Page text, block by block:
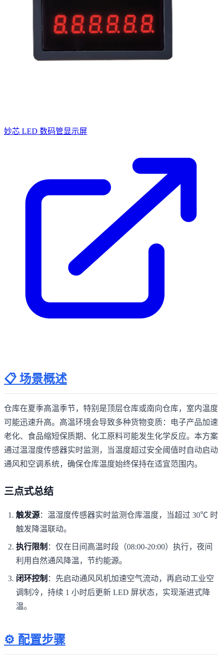
妙芯 LED 数码管显示屏
📋 场景概述
仓库在夏季高温季节，特别是顶层仓库或南向仓库，室内温度
可能迅速升高。高温环境会导致多种货物变质：电子产品加速
老化、食品缩短保质期、化工原料可能发生化学反应。本方案
通过温湿度传感器实时监测，当温度超过安全阈值时自动启动
通风和空调系统，确保仓库温度始终保持在适宜范围内。
三点式总结
触发源：温湿度传感器实时监测仓库温度，当超过 30℃ 时
触发降温联动。
执行限制 ：仅在日间高温时段（08:00-20:00）执行，夜间
利用自然通风降温，节约能源。
闭环控制 ：先启动通风风机加速空气流动，再启动工业空
调制冷，持续 1 小时后更新 LED 屏状态，实现渐进式降
温。
⚙️ 配置步骤